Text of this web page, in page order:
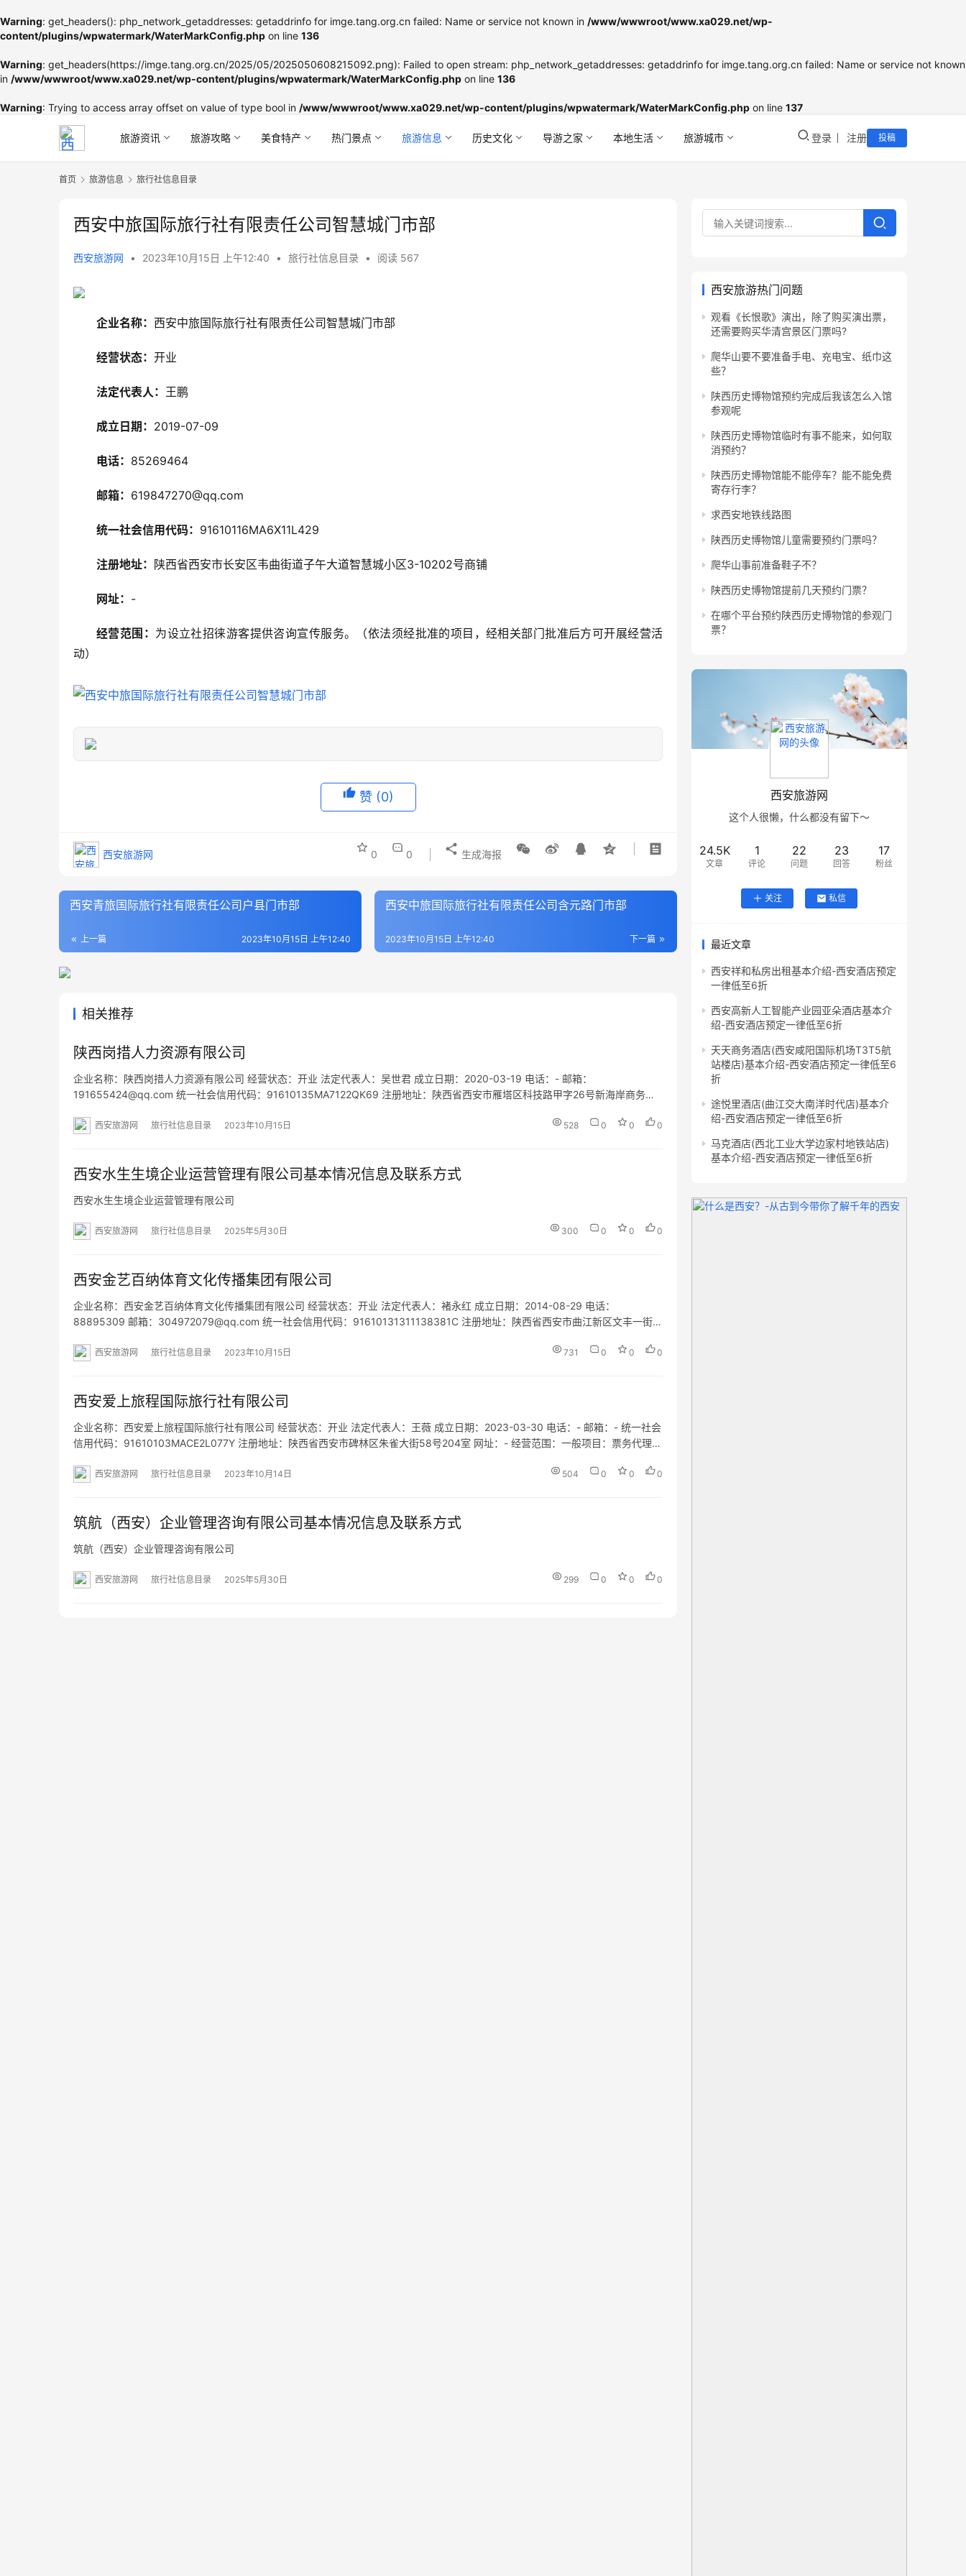
Warning: get_headers(): php_network_getaddresses: getaddrinfo for imge.tang.org.cn failed: Name or service not known in /www/wwwroot/www.xa029.net/wp-
content/plugins/wpwatermark/WaterMarkConfig.php on line 136
Warning: get_headers(https://imge.tang.org.cn/2025/05/2025050608215092.png): Failed to open stream: php_network_getaddresses: getaddrinfo for imge.tang.org.cn failed: Name or service not known
in /www/wwwroot/www.xa029.net/wp-content/plugins/wpwatermark/WaterMarkConfig.php on line 136
Warning: Trying to access array offset on value of type bool in /www/wwwroot/www.xa029.net/wp-content/plugins/wpwatermark/WaterMarkConfig.php on line 137
旅游资讯 旅游攻略 美食特产 热门景点 旅游信息 历史文化 导游之家 本地生活 旅游城市 登录 注册 投稿
首页 旅游信息 旅行社信息目录
西安中旅国际旅行社有限责任公司智慧城门市部
西安旅游网 • 2023年10月15日 上午12:40 • 旅行社信息目录 • 阅读 567
企业名称： 西安中旅国际旅行社有限责任公司智慧城门市部
经营状态： 开业
法定代表人： 王鹏
成立日期： 2019-07-09
电话： 85269464
邮箱： 619847270@qq.com
统一社会信用代码： 91610116MA6X11L429
注册地址： 陕西省西安市长安区韦曲街道子午大道智慧城小区3-10202号商铺
网址： -
经营范围： 为设立社招徕游客提供咨询宣传服务。（依法须经批准的项目，经相关部门批准后方可开展经营活
动）
赞 (0)
西安旅游网 0 0 生成海报
西安青旅国际旅行社有限责任公司户县门市部
上一篇 2023年10月15日 上午12:40
西安中旅国际旅行社有限责任公司含元路门市部
下一篇
2023年10月15日 上午12:40
相关推荐
陕西岗措人力资源有限公司
企业名称：陕西岗措人力资源有限公司 经营状态：开业 法定代表人：吴世君 成立日期：2020-03-19 电话：- 邮箱：
191655424@qq.com 统一社会信用代码：91610135MA7122QK69 注册地址：陕西省西安市雁塔区科技路甲字26号新海岸商务中
西安旅游网 旅行社信息目录 2023年10月15日 528 0 0 0
西安水生生境企业运营管理有限公司基本情况信息及联系方式
西安水生生境企业运营管理有限公司
西安旅游网 旅行社信息目录 2025年5月30日 300 0 0 0
西安金艺百纳体育文化传播集团有限公司
企业名称：西安金艺百纳体育文化传播集团有限公司 经营状态：开业 法定代表人：褚永红 成立日期：2014-08-29 电话：
88895309 邮箱：304972079@qq.com 统一社会信用代码：91610131311138381C 注册地址：陕西省西安市曲江新区文丰一街曲
西安旅游网 旅行社信息目录 2023年10月15日 731 0 0 0
西安爱上旅程国际旅行社有限公司
企业名称：西安爱上旅程国际旅行社有限公司 经营状态：开业 法定代表人：王薇 成立日期：2023-03-30 电话：- 邮箱：- 统一社会
信用代码：91610103MACE2L077Y 注册地址：陕西省西安市碑林区朱雀大街58号204室 网址：- 经营范围：一般项目：票务代理服
西安旅游网 旅行社信息目录 2023年10月14日 504 0 0 0
筑航（西安）企业管理咨询有限公司基本情况信息及联系方式
筑航（西安）企业管理咨询有限公司
西安旅游网 旅行社信息目录 2025年5月30日 299 0 0 0
西安旅游热门问题
观看《长恨歌》演出，除了购买演出票，
还需要购买华清宫景区门票吗?
爬华山要不要准备手电、充电宝、纸巾这
些？
陕西历史博物馆预约完成后我该怎么入馆
参观呢
陕西历史博物馆临时有事不能来，如何取
消预约？
陕西历史博物馆能不能停车？能不能免费
寄存行李？
求西安地铁线路图
陕西历史博物馆儿童需要预约门票吗？
爬华山事前准备鞋子不？
陕西历史博物馆提前几天预约门票？
在哪个平台预约陕西历史博物馆的参观门
票？
西安旅游网
这个人很懒，什么都没有留下～
24.5K
文章
1
评论
22
问题
23
回答
17
粉丝
关注 私信
最近文章
西安祥和私房出租基本介绍-西安酒店预定
一律低至6折
西安高新人工智能产业园亚朵酒店基本介
绍-西安酒店预定一律低至6折
天天商务酒店(西安咸阳国际机场T3T5航
站楼店)基本介绍-西安酒店预定一律低至6
折
途悦里酒店(曲江交大南洋时代店)基本介
绍-西安酒店预定一律低至6折
马克酒店(西北工业大学边家村地铁站店)
基本介绍-西安酒店预定一律低至6折